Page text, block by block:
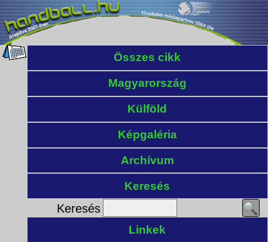
Összes cikk
Magyarország
Külföld
Képgaléria
Archívum
Keresés
Keresés
Linkek